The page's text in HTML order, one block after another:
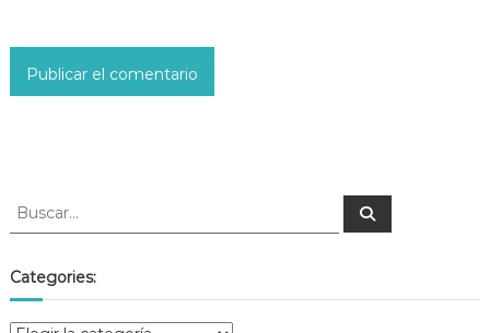
Categories: